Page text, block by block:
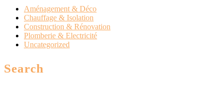
Aménagement & Déco
Chauffage & Isolation
Construction & Rénovation
Plomberie & Electricité
Uncategorized
Search